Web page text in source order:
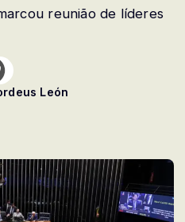
reunião de líderes
León